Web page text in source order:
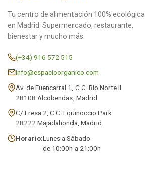
Tu centro de alimentación 100% ecológica
en Madrid. Supermercado, restaurante,
bienestar y mucho más.
(+34) 916 572 515
info@espacioorganico.com
Av. de Fuencarral 1, C.C. Río Norte II
28108 Alcobendas, Madrid
C/ Fresa 2, C.C. Equinoccio Park
28222 Majadahonda, Madrid
Horario:Lunes a Sábado
de 10:00h a 21:00h